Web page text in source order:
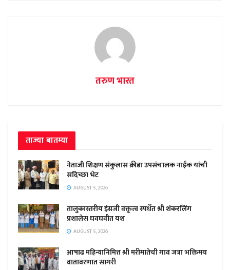
तरुण भारत
ताज्या बातम्या
नेताजी शिक्षण संकुलास क्रीडा उपसंचालक नाईक यांची
सदिच्छा भेट
AUGUST 5, 2026
तालुकास्तरीय इंग्रजी वक्तृत्व स्पर्धेत श्री शंकरलिंग
प्रशालेस घवघवीत यश
AUGUST 5, 2026
आषाढ महिन्यानिमित्त श्री मरीमातेची गाव जत्रा भक्तिमय
वातावरणात सागरी